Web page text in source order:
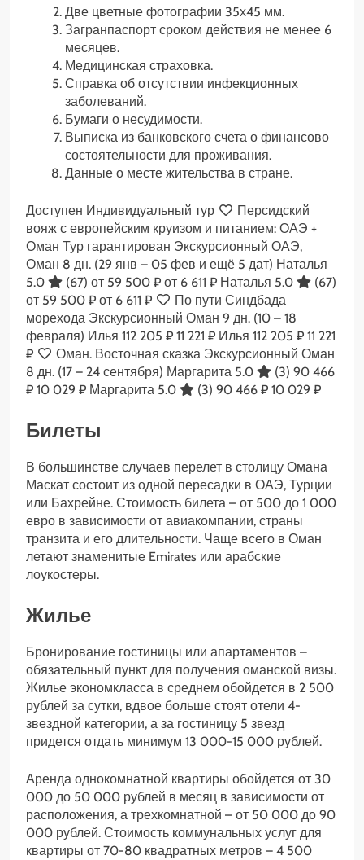
Две цветные фотографии 35х45 мм.
Загранпаспорт сроком действия не менее 6
месяцев.
Медицинская страховка.
Справка об отсутствии инфекционных
заболеваний.
Бумаги о несудимости.
Выписка из банковского счета о финансово
состоятельности для проживания.
Данные о месте жительства в стране.
Доступен Индивидуальный тур
Персидский
вояж с европейским круизом и питанием: ОАЭ +
Оман Тур гарантирован Экскурсионный ОАЭ,
Оман 8 дн. (29 янв – 05 фев и ещё 5 дат) Наталья
5.0
(67) от 59 500 ₽ от 6 611 ₽ Наталья 5.0
(67)
от 59 500 ₽ от 6 611 ₽
По пути Синдбада
морехода Экскурсионный Оман 9 дн. (10 – 18
февраля) Илья 112 205 ₽ 11 221 ₽ Илья 112 205 ₽ 11 221
₽
Оман. Восточная сказка Экскурсионный Оман
8 дн. (17 – 24 сентября) Маргарита 5.0 (3) 90 466
₽ 10 029 ₽ Маргарита 5.0 (3) 90 466 ₽ 10 029 ₽
Билеты
В большинстве случаев перелет в столицу Омана
Маскат состоит из одной пересадки в ОАЭ, Турции
или Бахрейне. Стоимость билета – от 500 до 1 000
евро в зависимости от авиакомпании, страны
транзита и его длительности. Чаще всего в Оман
летают знаменитые Emirates или арабские
лоукостеры.
Жилье
Бронирование гостиницы или апартаментов –
обязательный пункт для получения оманской визы.
Жилье экономкласса в среднем обойдется в 2 500
рублей за сутки, вдвое больше стоят отели 4-
звездной категории, а за гостиницу 5 звезд
придется отдать минимум 13 000-15 000 рублей.
Аренда однокомнатной квартиры обойдется от 30
000 до 50 000 рублей в месяц в зависимости от
расположения, а трехкомнатной – от 50 000 до 90
000 рублей. Стоимость коммунальных услуг для
квартиры от 70-80 квадратных метров – 4 500